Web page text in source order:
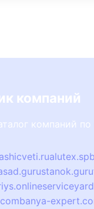
компаний
компаний
stanok.guru
banya-